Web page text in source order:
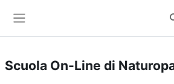
Scuola On-Line di